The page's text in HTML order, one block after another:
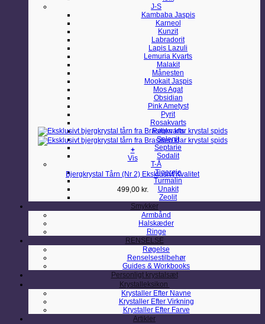
J-S
Kambaba Jaspis
Karneol
Kunzit
Labradorit
Lapis Lazuli
Lemuria Kvarts
Malakit
Månesten
Mookait Jaspis
Mos Agat
Obsidian
Pink Ametyst
Pyrit
Rosakvarts
Røgkvarts
Selenit
Septarie
Sodalit
T-Å
Tigerøje
Turmalin
Unakit
Zeolit
Smykker
Armbånd
Halskæder
Ringe
RENSELSE
Røgelse
Renselsestilbehør
Guides & Workbooks
Personligt krystalsæt
Krystalleksikon
Krystaller Efter Navne
Krystaller Efter Virkning
Krystaller Efter Farve
Artikler
+
Vis
Bjergkrystal Tårn (Nr 2) Eksklusivt Kvalitet
499,00 kr.